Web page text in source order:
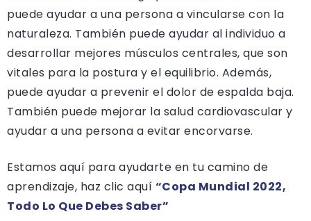
puede ayudar a una persona a vincularse con la
naturaleza. También puede ayudar al individuo a
desarrollar mejores músculos centrales, que son
vitales para la postura y el equilibrio. Además,
puede ayudar a prevenir el dolor de espalda baja.
También puede mejorar la salud cardiovascular y
ayudar a una persona a evitar encorvarse.
Estamos aquí para ayudarte en tu camino de
aprendizaje, haz clic aquí “Copa Mundial 2022,
Todo Lo Que Debes Saber”